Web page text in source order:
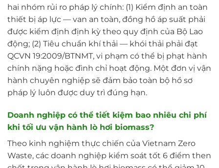
hai nhóm rủi ro pháp lý chính: (1) Kiểm định an toàn
thiết bị áp lực — van an toàn, đồng hồ áp suất phải
được kiểm định định kỳ theo quy định của Bộ Lao
động; (2) Tiêu chuẩn khí thải — khói thải phải đạt
QCVN 19:2009/BTNMT, vi phạm có thể bị phạt hành
chính nặng hoặc đình chỉ hoạt động. Một đơn vị vận
hành chuyên nghiệp sẽ đảm bảo toàn bộ hồ sơ
pháp lý luôn được duy trì đúng hạn.
Doanh nghiệp có thể tiết kiệm bao nhiêu chi phí
khi tối ưu vận hành lò hơi biomass?
Theo kinh nghiệm thực chiến của Vietnam Zero
Waste, các doanh nghiệp kiểm soát tốt 6 điểm then